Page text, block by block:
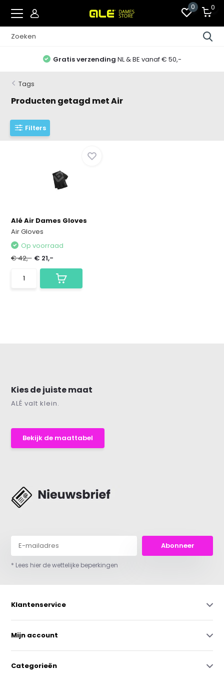
0 0
Gratis verzending NL & BE vanaf € 50,-
Tags
Producten getagd met Air
Filters
Alé Air Dames Gloves
Air Gloves
Op voorraad
€ 42,- € 21,-
Kies de juiste maat
ALÉ valt klein.
Bekijk de maattabel
Abonneer
* Lees hier de wettelijke beperkingen
Klantenservice
Mijn account
Categorieën